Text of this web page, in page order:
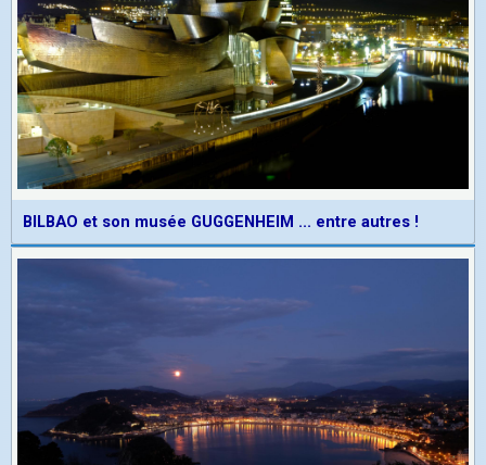
BILBAO et son musée GUGGENHEIM ... entre autres !